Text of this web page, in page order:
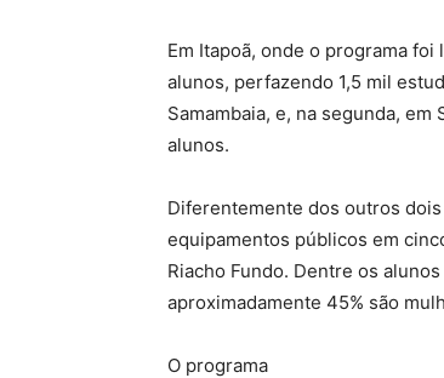
Em Itapoã, onde o programa
alunos, perfazendo 1,5 mil
Samambaia, e, na segunda, em
alunos.
Diferentemente dos outros
equipamentos públicos em
Riacho Fundo. Dentre os
aproximadamente 45% são
O programa